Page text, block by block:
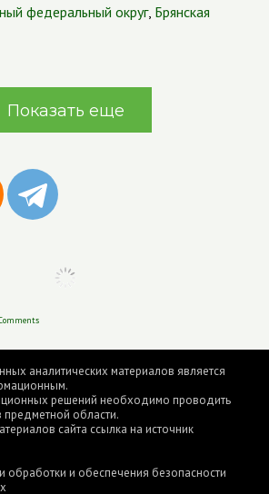
федеральный округ, Брянская
Показать еще
аналитических материалов является
решений необходимо проводить
области.
сайта ссылка на источник
обработки и обеспечения безопасности